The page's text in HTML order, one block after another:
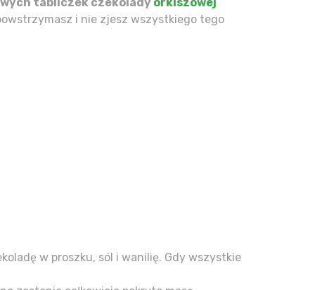
tabliczek czekolady orkiszowej
i nie zjesz wszystkiego tego
w proszku, sól i wanilię. Gdy wszystkie